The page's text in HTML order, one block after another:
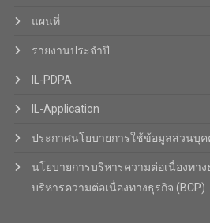
แผนที่
รายงานประจำปี
IL-PDPA
IL-Application
ประกาศนโยบายการใช้ข้อมูลส่วนบุค
นโยบายการบริหารความต่อเนื่องทา
บริหารความต่อเนื่องทางธุรกิจ (BCP)